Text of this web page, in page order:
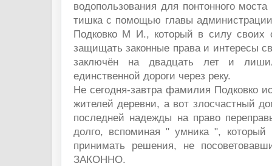
водопользования для понтонного
тишка с помощью главы администрации
Подковко М И., который в силу своих
защищать законные права и интересы
заключён на двадцать лет и
единственной дороги через реку.
Не сегодня-завтра фамилия Подковко
жителей деревни, а вот злосчастный
последней надежды на право
долго, вспоминая " умника ", который
принимать решения, не
ЗАКОННО.